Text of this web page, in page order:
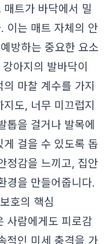
트가 바닥에서 밀
이는 매트 자체의 안
방하는 중요한 요소
아지의 발바닥이
마찰 계수를 가지
도, 너무 미끄럽지
톱을 걸거나 발목에
걸을 수 있도록 돕
정감을 느끼고, 집안
경을 만들어줍니다.
호의 핵심
사람에게도 피로감
적인 미세 충격을 가